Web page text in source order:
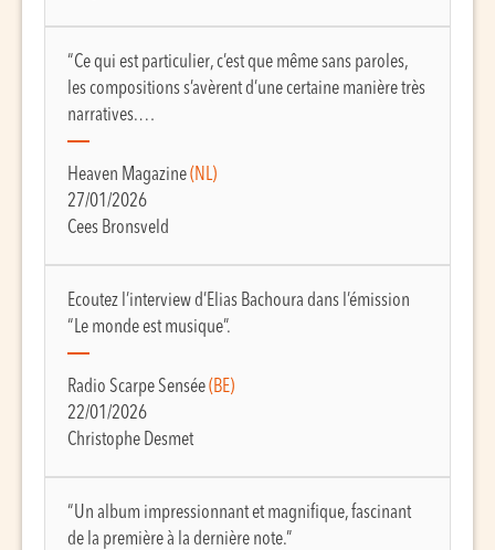
“Ce qui est particulier, c’est que même sans paroles,
les compositions s’avèrent d’une certaine manière très
narratives.…
Heaven Magazine(NL)
27/01/2026
Cees Bronsveld
Ecoutez l’interview d’Elias Bachoura dans l’émission
“Le monde est musique”.
Radio Scarpe Sensée(BE)
22/01/2026
Christophe Desmet
“Un album impressionnant et magnifique, fascinant
de la première à la dernière note.”